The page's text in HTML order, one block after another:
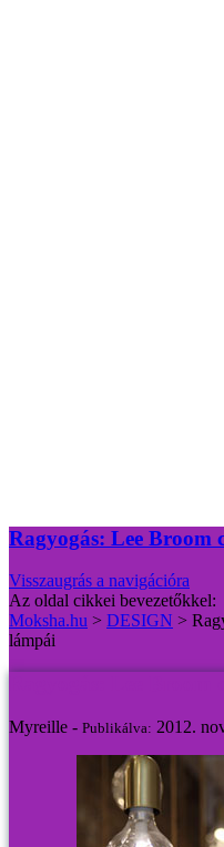
Ragyogás: Lee Broom
Visszaugrás a navigációra
Az oldal cikkei bevezetőkkel:
Moksha.hu > DESIGN >
lámpái
Myreille - Publikálva: 2012.